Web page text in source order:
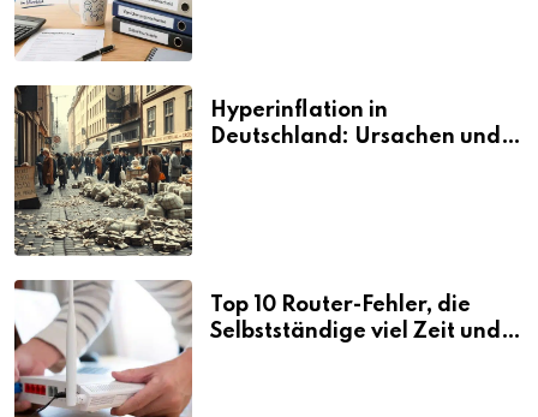
Hyperinflation in
Deutschland: Ursachen und
Top 10 Router-Fehler, die
Selbstständige viel Zeit und